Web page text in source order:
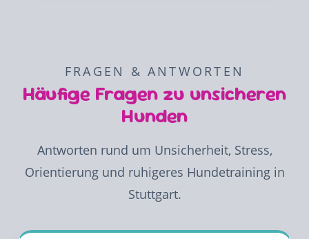
FRAGEN & ANTWORTEN
Häufige Fragen zu unsicheren
Hunden
Antworten rund um Unsicherheit, Stress,
Orientierung und ruhigeres Hundetraining in
Stuttgart.